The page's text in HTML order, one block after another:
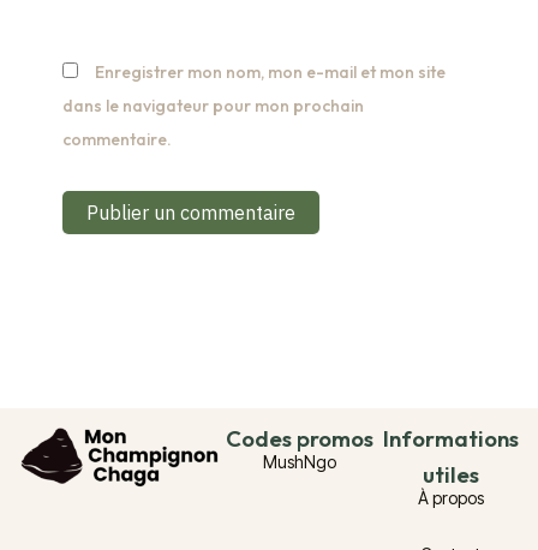
Enregistrer mon nom, mon e-mail et mon site
dans le navigateur pour mon prochain
commentaire.
Codes promos
MushNgo
Informations
utiles
À propos